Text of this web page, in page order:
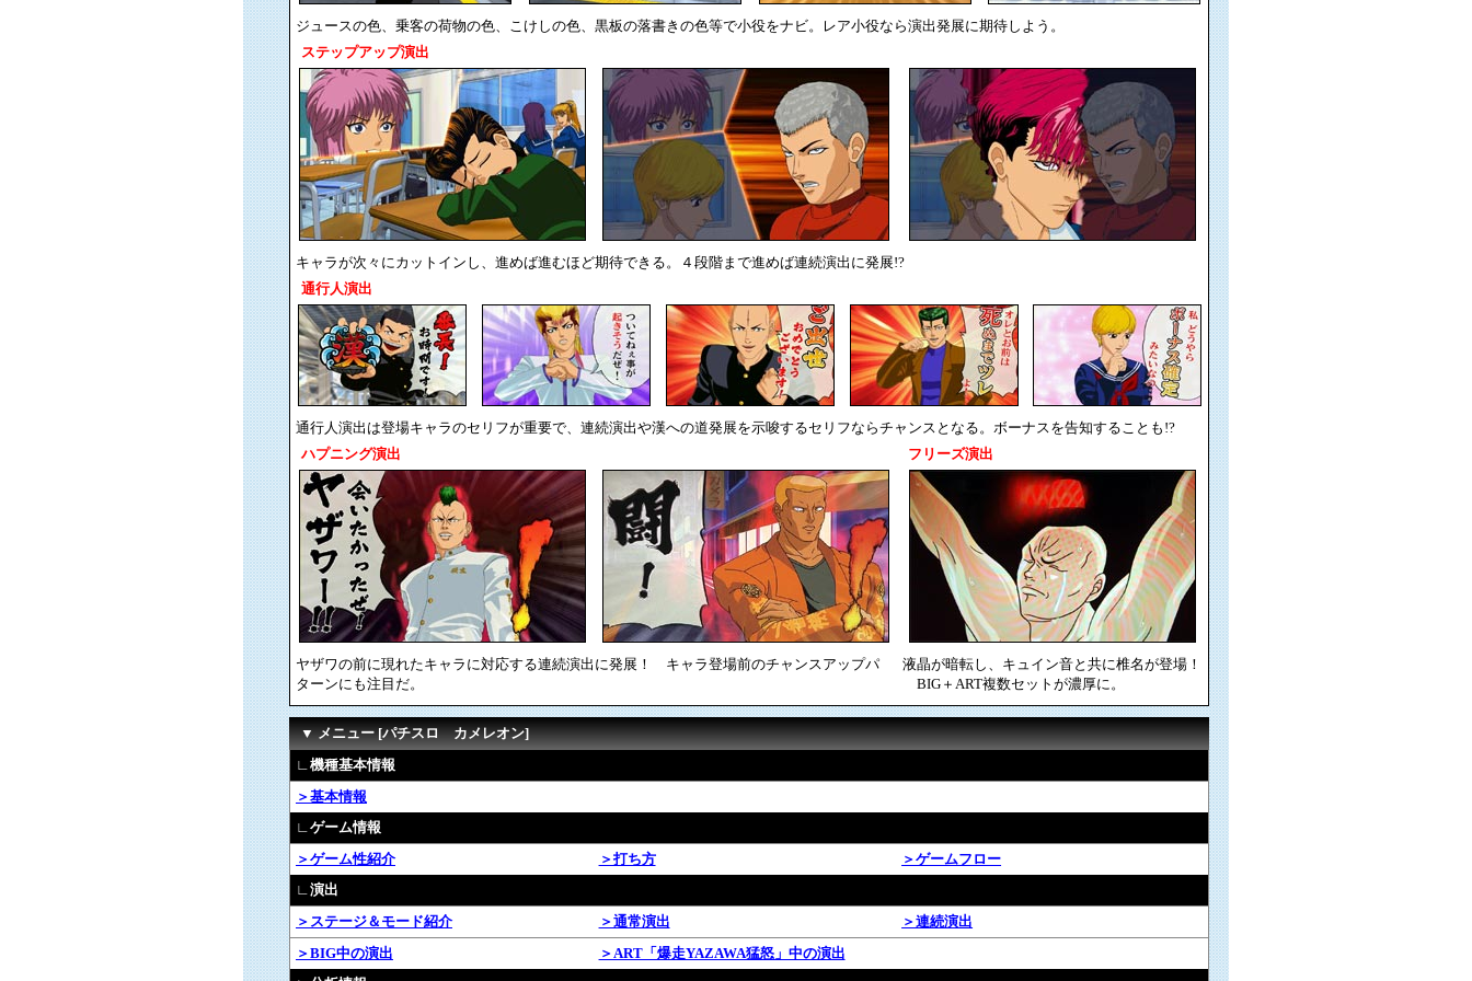
ジュースの色、乗客の荷物の色、こけしの色、黒板の落書きの色等で小役をナビ。レア小役なら演出発展に期待しよう。
ステップアップ演出
キャラが次々にカットインし、進めば進むほど期待できる。４段階まで進めば連続演出に発展!?
通行人演出
通行人演出は登場キャラのセリフが重要で、連続演出や漢への道発展を示唆するセリフならチャンスとなる。ボーナスを告知することも!?
ハプニング演出
フリーズ演出
ヤザワの前に現れたキャラに対応する連続演出に発展！ キャラ登場前のチャンスアップパ
ターンにも注目だ。
液晶が暗転し、キュイン音と共に椎名が登場！
BIG＋ART複数セットが濃厚に。
▼ メニュー [パチスロ カメレオン]
∟機種基本情報
＞基本情報
∟ゲーム情報
＞ゲーム性紹介
＞打ち方
＞ゲームフロー
∟演出
＞ステージ＆モード紹介
＞通常演出
＞連続演出
＞BIG中の演出
＞ART「爆走YAZAWA猛怒」中の演出